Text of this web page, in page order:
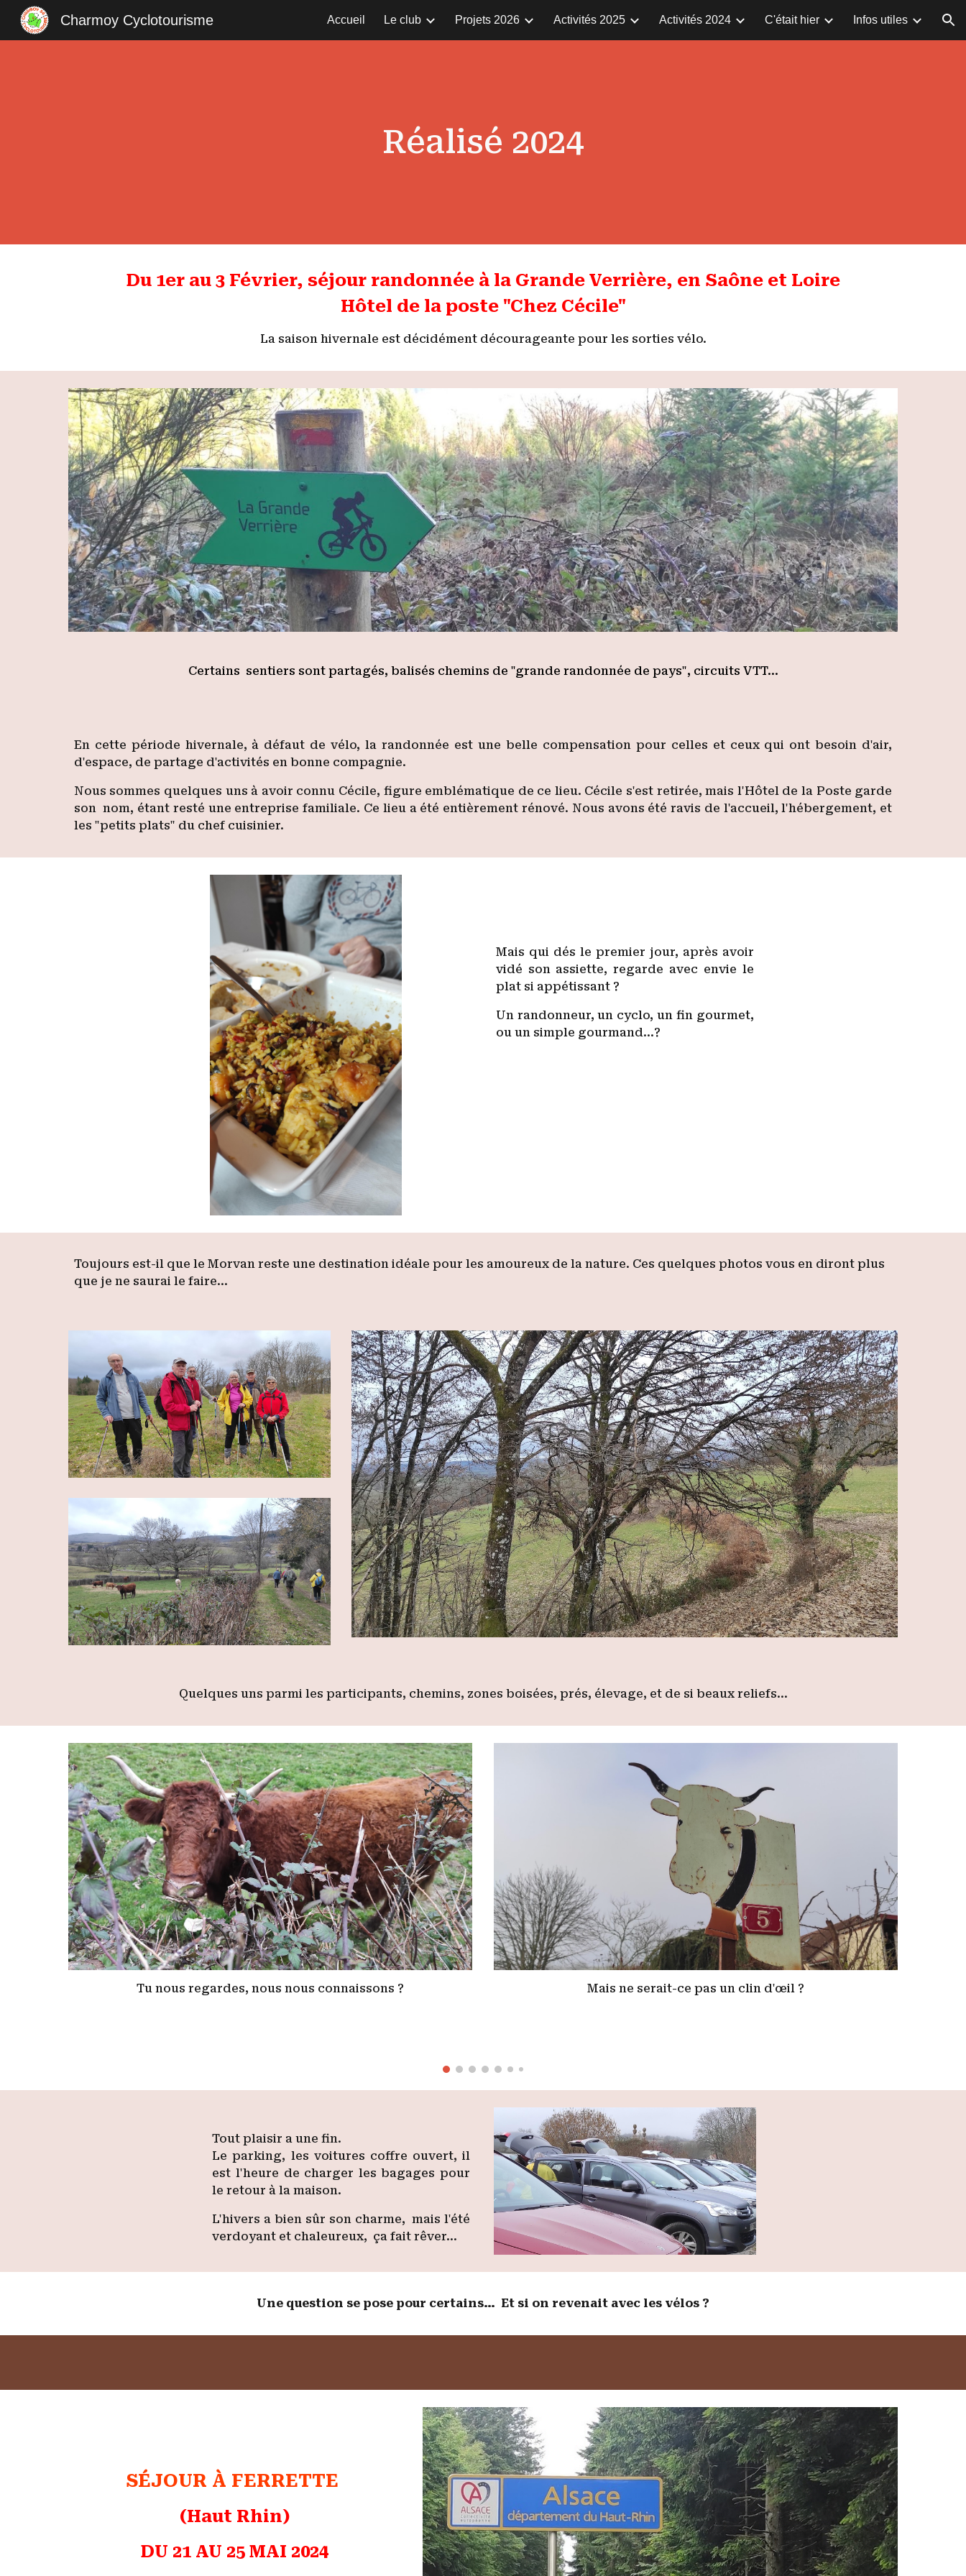
Skip to main content Skip to navigation
Charmoy Cyclotourisme Accueil Le club Projets 2026 Activités 2025 Activités 2024 C'était hier Infos utiles
Réalisé 2024
Du 1er au 3 Février, séjour randonnée à la Grande Verrière, en Saône et Loire
Hôtel de la poste "Chez Cécile"
La saison hivernale est décidément décourageante pour les sorties vélo.
Certains sentiers sont partagés, balisés chemins de "grande randonnée de pays", circuits VTT…
En cette période hivernale, à défaut de vélo, la randonnée est une belle compensation pour celles et ceux qui ont besoin d'air,
d'espace, de partage d'activités en bonne compagnie.
Nous sommes quelques uns à avoir connu Cécile, figure emblématique de ce lieu. Cécile s'est retirée, mais l'Hôtel de la Poste garde
son nom, étant resté une entreprise familiale. Ce lieu a été entièrement rénové. Nous avons été ravis de l'accueil, l'hébergement, et
les "petits plats" du chef cuisinier.
Mais qui dés le premier jour, après avoir
vidé son assiette, regarde avec envie le
plat si appétissant ?
Un randonneur, un cyclo, un fin gourmet,
ou un simple gourmand…?
Toujours est-il que le Morvan reste une destination idéale pour les amoureux de la nature. Ces quelques photos vous en diront plus
que je ne saurai le faire…
Quelques uns parmi les participants, chemins, zones boisées, prés, élevage, et de si beaux reliefs…
Tu nous regardes, nous nous connaissons ? Mais ne serait-ce pas un clin d'œil ?
Tout plaisir a une fin.
Le parking, les voitures coffre ouvert, il
est l'heure de charger les bagages pour
le retour à la maison.
L'hivers a bien sûr son charme, mais l'été
verdoyant et chaleureux, ça fait rêver…
Une question se pose pour certains… Et si on revenait avec les vélos ?
SÉJOUR À FERRETTE
(Haut Rhin)
DU 21 AU 25 MAI 2024